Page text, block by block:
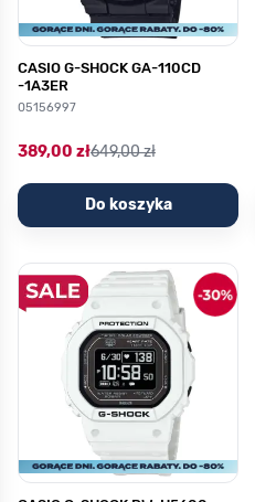
CASIO G-SHOCK GA-110CD
-1A3ER
05156997
389,00 zł649,00 zł
Do koszyka